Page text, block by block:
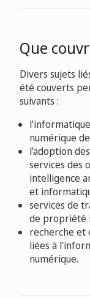
Que
Divers sujets
été couverts
suivants :
numérique
l’adoption
services des
intelligence
et
services de
de propriété
recherche et
liées à
numérique.